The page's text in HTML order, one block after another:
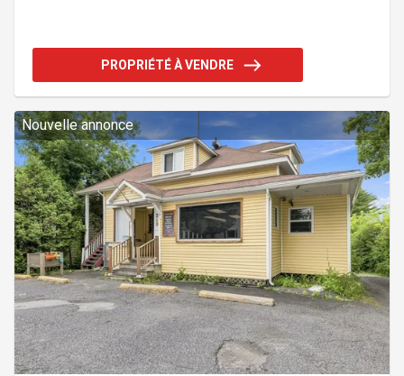
2031 pour un 5 ans additionnel). Le restaurant
comprend une salle à manger, une cuisine
installations nécessaires à l'exploitation. 60
stationnements. Prix a
PROPRIÉTÉ À VENDRE
Nouvelle annonce